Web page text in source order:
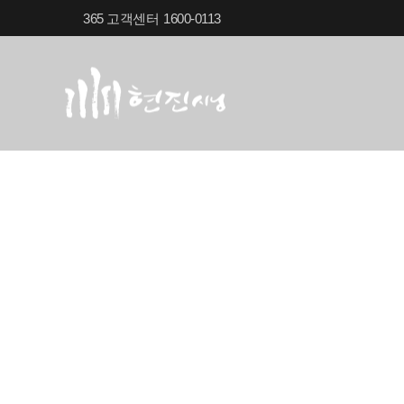
365 고객센터 1600-0113